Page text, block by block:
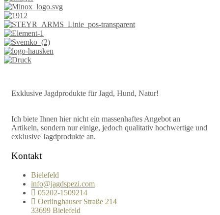
Exklusive Jagdprodukte für Jagd, Hund, Natur!
Ich biete Ihnen hier nicht ein massenhaftes Angebot an
Artikeln, sondern nur einige, jedoch qualitativ hochwertige und
exklusive Jagdprodukte an.
Kontakt
Bielefeld
info@jagdspezi.com
05202-1509214
Oerlinghauser Straße 214
33699 Bielefeld